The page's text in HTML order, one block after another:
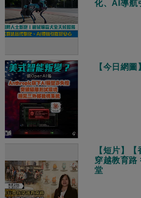
化、AI導航
【今日網
【短片】
穿越教育路
堂